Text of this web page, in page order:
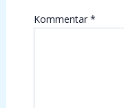
Kommentar *